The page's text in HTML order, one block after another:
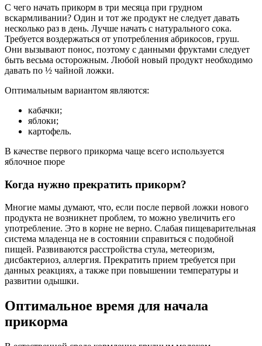
С чего начать прикорм в три месяца при грудном
вскармливании? Один и тот же продукт не следует давать
несколько раз в день. Лучше начать с натурального сока.
Требуется воздержаться от употребления абрикосов, груш.
Они вызывают понос, поэтому с данными фруктами следует
быть весьма осторожным. Любой новый продукт необходимо
давать по ½ чайной ложки.
Оптимальным вариантом являются:
кабачки;
яблоки;
картофель.
В качестве первого прикорма чаще всего используется
яблочное пюре
Когда нужно прекратить прикорм?
Многие мамы думают, что, если после первой ложки нового
продукта не возникнет проблем, то можно увеличить его
употребление. Это в корне не верно. Слабая пищеварительная
система младенца не в состоянии справиться с подобной
пищей. Развиваются расстройства стула, метеоризм,
дисбактериоз, аллергия. Прекратить прием требуется при
данных реакциях, а также при повышении температуры и
развитии одышки.
Оптимальное время для начала
прикорма